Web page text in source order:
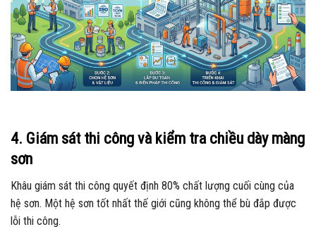
4. Giám sát thi công và kiểm tra chiều dày màng
sơn
Khâu giám sát thi công quyết định 80% chất lượng cuối cùng của
hệ sơn. Một hệ sơn tốt nhất thế giới cũng không thể bù đắp được
lỗi thi công.